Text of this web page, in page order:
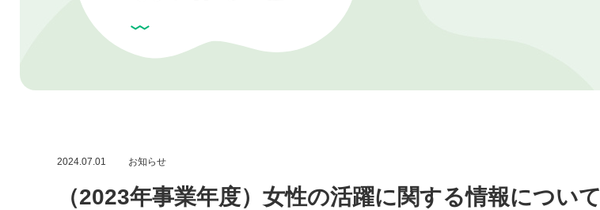
2024.07.01 お知らせ
（2023年事業年度）女性の活躍に関する情報について